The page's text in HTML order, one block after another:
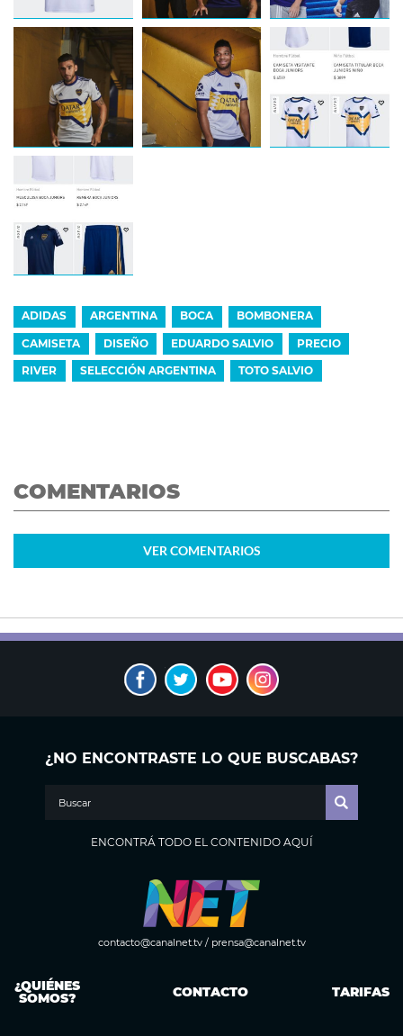
ADIDAS ARGENTINA BOCA BOMBONERA
CAMISETA DISEÑO EDUARDO SALVIO PRECIO
RIVER SELECCIÓN ARGENTINA TOTO SALVIO
COMENTARIOS
VERCOMENTARIOS
¿NO ENCONTRASTE LO QUE BUSCABAS?
ENCONTRÁ TODO EL CONTENIDO AQUÍ
contacto@canalnet.tv/ prensa@canalnet.tv
¿QUIÉNES
SOMOS? CONTACTO TARIFAS